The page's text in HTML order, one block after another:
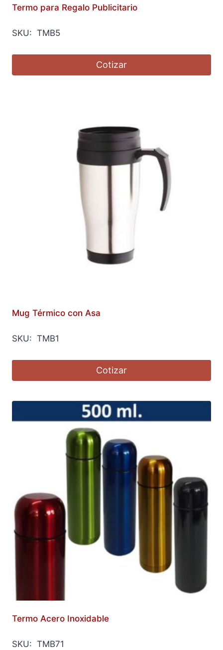
Termo para Regalo Publicitario
SKU: TMB5
Cotizar
Mug Térmico con Asa
SKU: TMB1
Cotizar
Termo Acero Inoxidable
SKU: TMB71